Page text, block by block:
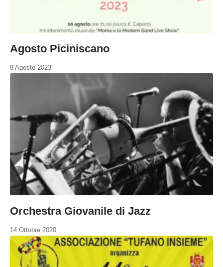
Agosto Piciniscano
8 Agosto 2023
Orchestra Giovanile di Jazz
14 Ottobre 2020